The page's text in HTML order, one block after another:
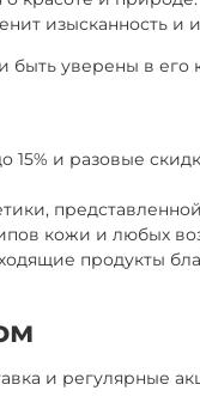
изысканность и
уверены в его
15% и разовые
кожи и любых
продукты
и регулярные